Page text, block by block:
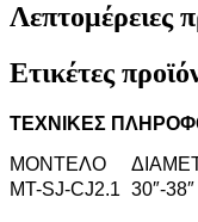
Λεπτομέρειες
Ετικέτες
ΤΕΧΝΙΚΕΣ
ΜΟΝΤΕΛΟ
MT-SJ-CJ2.1 30″-38″